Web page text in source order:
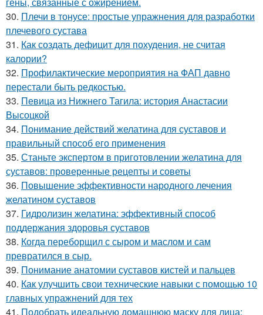
30. Плечи в тонусе: простые упражнения для разработки
плечевого сустава
31. Как создать дефицит для похудения, не считая
калории?
32. Профилактические мероприятия на ФАП давно
перестали быть редкостью.
33. Певица из Нижнего Тагила: история Анастасии
Высоцкой
34. Понимание действий желатина для суставов и
правильный способ его применения
35. Станьте экспертом в приготовлении желатина для
суставов: проверенные рецепты и советы
36. Повышение эффективности народного лечения
желатином суставов
37. Гидролизин желатина: эффективный способ
поддержания здоровья суставов
38. Когда переборщил с сыром и маслом и сам
превратился в сыр.
39. Понимание анатомии суставов кистей и пальцев
40. Как улучшить свои технические навыки с помощью 10
главных упражнений для тех
41. Подобрать идеальную домашнюю маску для лица: